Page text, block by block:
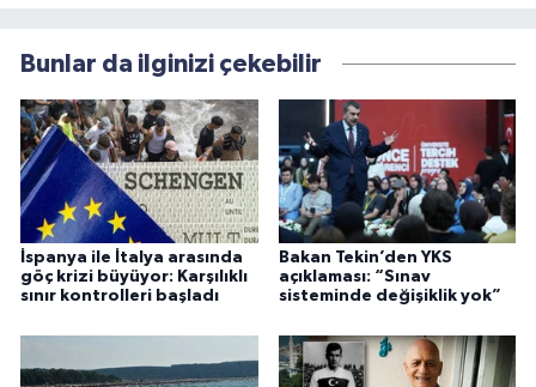
Bunlar da ilginizi çekebilir
İspanya ile İtalya arasında
göç krizi büyüyor: Karşılıklı
sınır kontrolleri başladı
Bakan Tekin’den YKS
açıklaması: “Sınav
sisteminde değişiklik yok”